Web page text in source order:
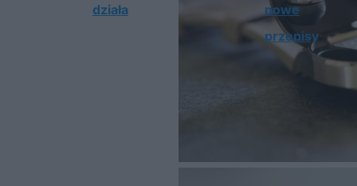
działa
nowe
przepisy